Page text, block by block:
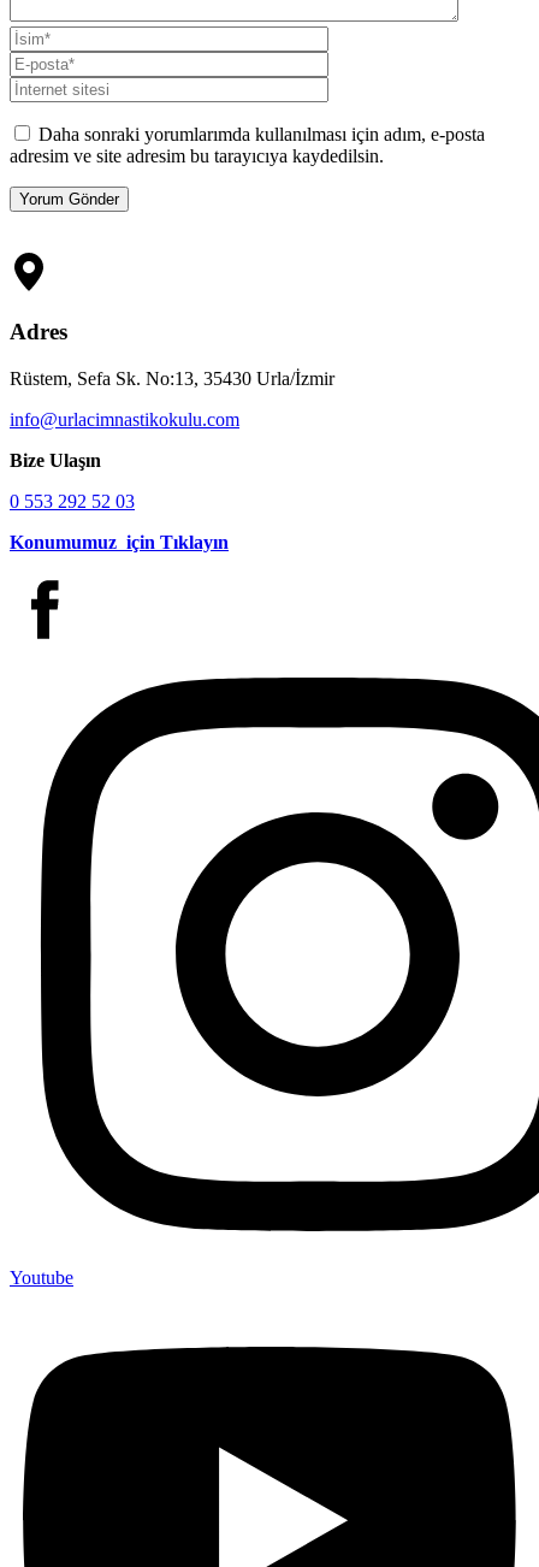
Daha sonraki yorumlarımda kullanılması için adım, e-posta
adresim ve site adresim bu tarayıcıya kaydedilsin.
Adres
Rüstem, Sefa Sk. No:13, 35430 Urla/İzmir
info@urlacimnastikokulu.com
Bize Ulaşın
0 553 292 52 03
Konumumuz için Tıklayın
Youtube